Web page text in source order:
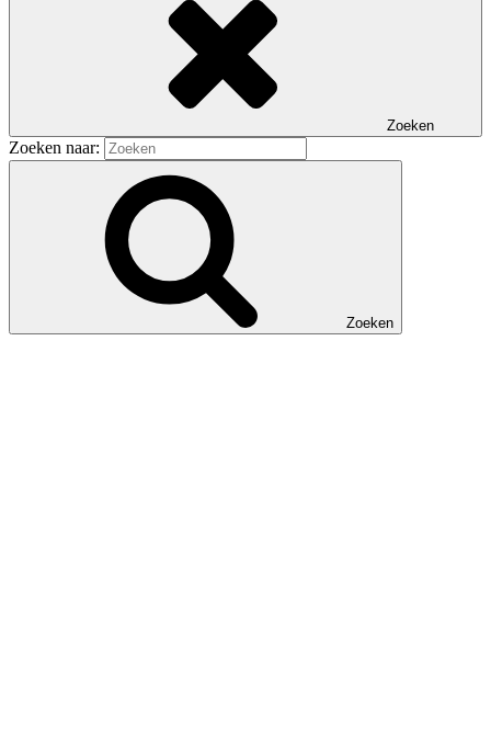
Zoeken
Zoeken naar:
Zoeken